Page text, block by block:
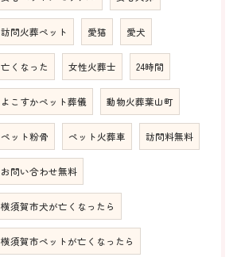
訪問火葬ペット 愛猫 愛犬
亡くなった 女性火葬士 24時間
よこすかペット葬儀 動物火葬葉山町
ペット粉骨 ペット火葬車 訪問料無料
お問い合わせ無料
横須賀市犬が亡くなったら
横須賀市ペットが亡くなったら